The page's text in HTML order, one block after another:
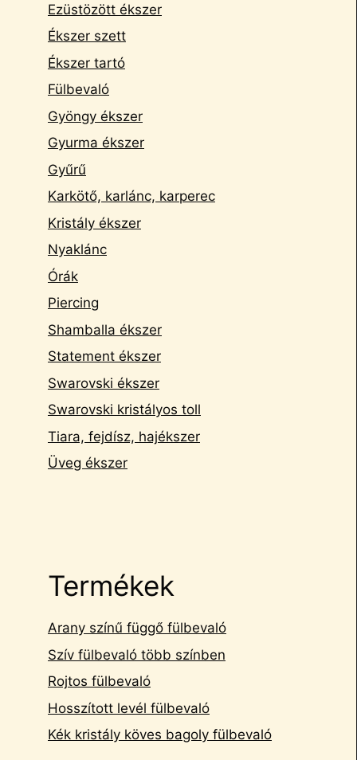
Ezüstözött ékszer
Ékszer szett
Ékszer tartó
Fülbevaló
Gyöngy ékszer
Gyurma ékszer
Gyűrű
Karkötő, karlánc, karperec
Kristály ékszer
Nyaklánc
Órák
Piercing
Shamballa ékszer
Statement ékszer
Swarovski ékszer
Swarovski kristályos toll
Tiara, fejdísz, hajékszer
Üveg ékszer
Termékek
Arany színű függő fülbevaló
Szív fülbevaló több színben
Rojtos fülbevaló
Hosszított levél fülbevaló
Kék kristály köves bagoly fülbevaló